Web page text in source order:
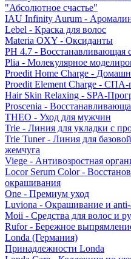
"Абсолютное счастье"
IAU Infinity Aurum -
Lebel - Краска для волос
Materia OXY - Оксиданты
PH 4.7 - Восстанавливающая
Plia - Молекулярное
Proedit Home Charge -
Proedit Element Charge - СПА-
Hair Skin Relaxing - SPA-
Proscenia -
THEO - Уход для мужчин
Trie - Линия для укладки с
Trie Tuner - Линия для
жемчуга
Viege - Антивозростная
Locor Serum Color -
окрашивания
One - Премиум уход
Luviona - Окрашивание и anti-
Moii - Средства для волос и
Rufor - Бережное
Londa (Германия)
Принадлежности Londa